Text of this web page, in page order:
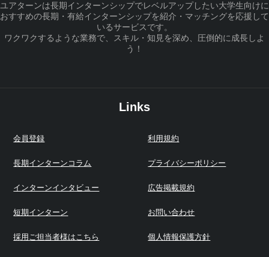
ユアターンは長期インターンシップでレベルアップしたい大学生向けに
おすすめの長期・有給インターンシップを紹介・マッチングを応援して
いるサービスです。
ワクワクするような業務で、スキル・知見を深め、圧倒的に成長しよ
う！
Links
会員登録
長期インターンコラム
インターンインタビュー
短期インターン
採用ご担当者様はこちら
利用規約
プライバシーポリシー
広告掲載規約
お問い合わせ
個人情報保護方針